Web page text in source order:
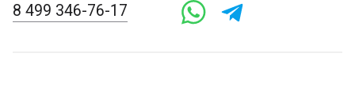
8 499 346-76-17